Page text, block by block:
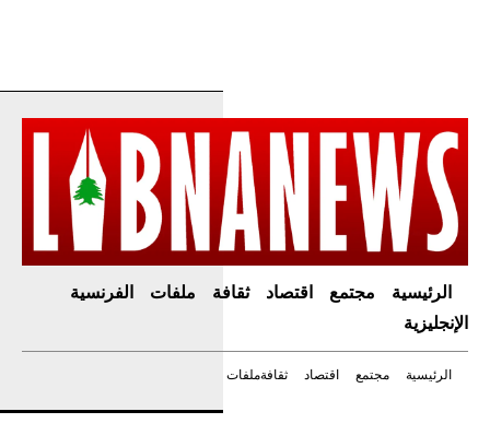
الرئيسية مجتمع اقتصاد ثقافة ملفات
الفرنسية
الإنجليزية
الرئيسية مجتمع اقتصاد ثقافةملفات